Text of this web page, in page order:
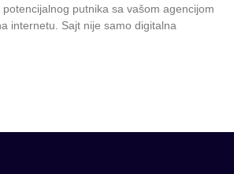
putnika sa vašom agencijom
internetu. Sajt nije samo digitalna